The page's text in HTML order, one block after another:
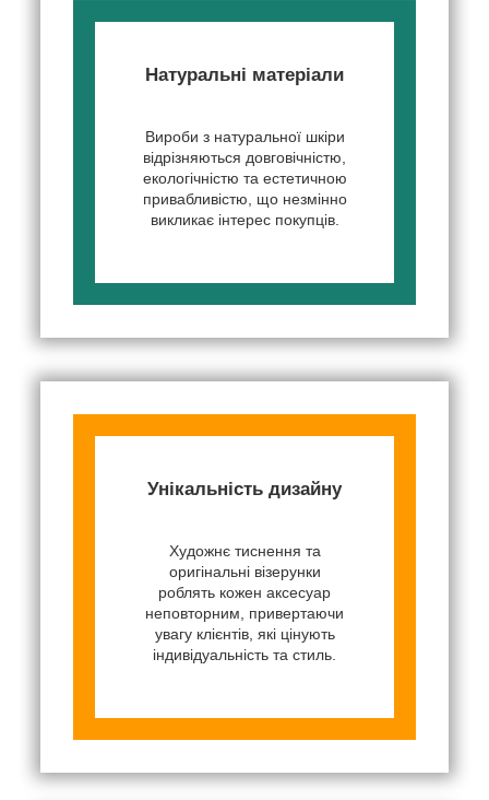
Натуральні матеріали
Вироби з натуральної шкіри
відрізняються довговічністю,
екологічністю та естетичною
привабливістю, що незмінно
викликає інтерес покупців.
Унікальність дизайну
Художнє тиснення та
оригінальні візерунки
роблять кожен аксесуар
неповторним, привертаючи
увагу клієнтів, які цінують
індивідуальність та стиль.